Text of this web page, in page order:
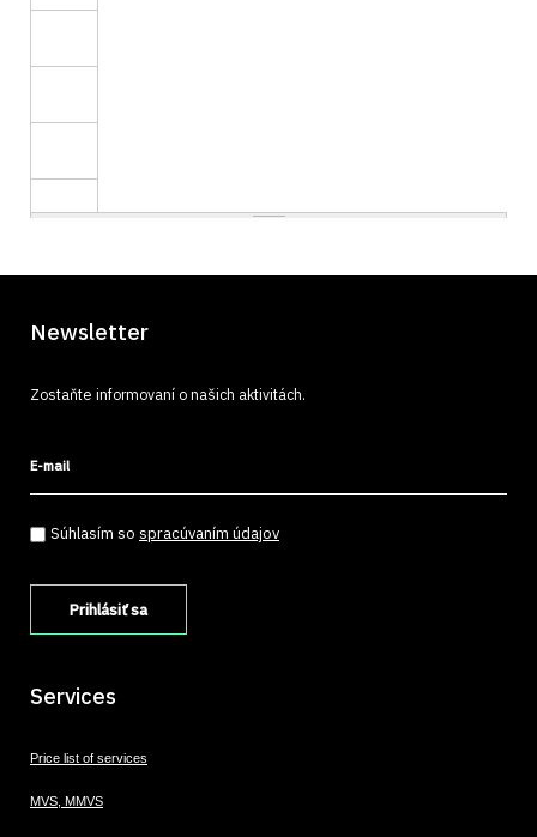
Newsletter
Zostaňte informovaní o našich aktivitách.
E-mail
Súhlasím so spracúvaním údajov*
Súhlasím so spracúvaním údajov
Services
Price list of services
MVS, MMVS